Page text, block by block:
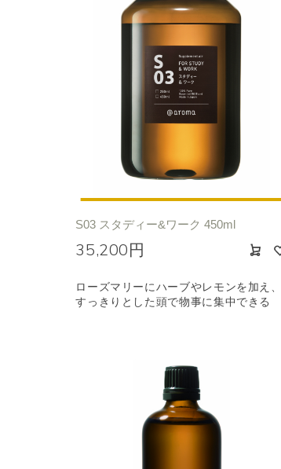
S03 スタディー&ワーク 450ml
35,200円
ローズマリーにハーブやレモンを加え、
すっきりとした頭で物事に集中できる